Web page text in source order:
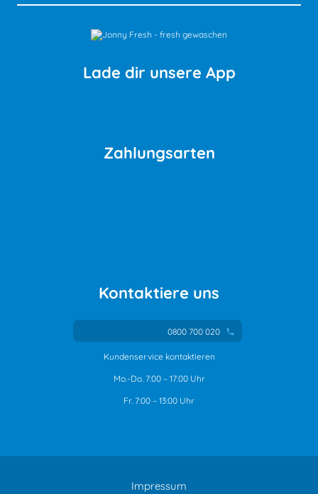
Lade dir unsere App
Zahlungsarten
Kontaktiere uns
0800 700 020 phone
Kundenservice kontaktieren
Mo.-Do. 7:00 – 17:00 Uhr
Fr. 7:00 – 13:00 Uhr
Impressum